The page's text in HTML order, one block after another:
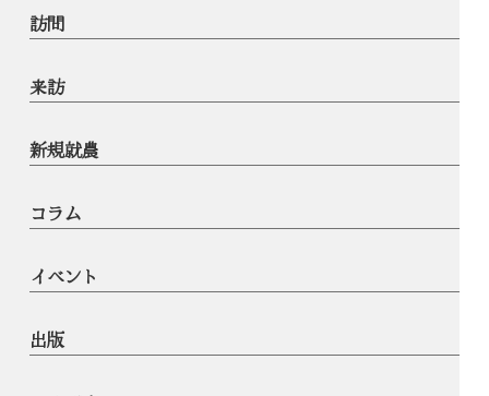
訪問
来訪
新規就農
コラム
イベント
出版